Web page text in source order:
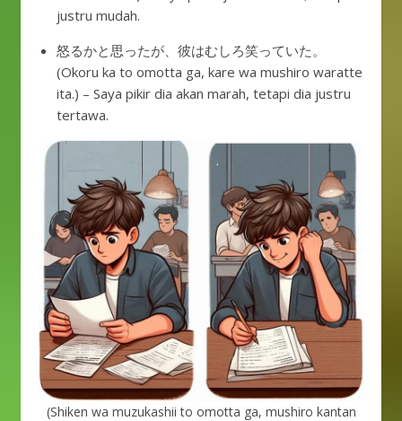
justru mudah.
怒るかと思ったが、彼はむしろ笑っていた。
(Okoru ka to omotta ga, kare wa mushiro waratte
ita.) – Saya pikir dia akan marah, tetapi dia justru
tertawa.
(Shiken wa muzukashii to omotta ga, mushiro kantan